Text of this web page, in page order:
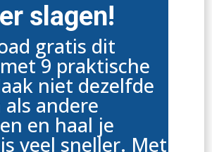
slagen!
gratis dit
9 praktische
niet dezelfde
andere
en haal je
veel sneller. Met